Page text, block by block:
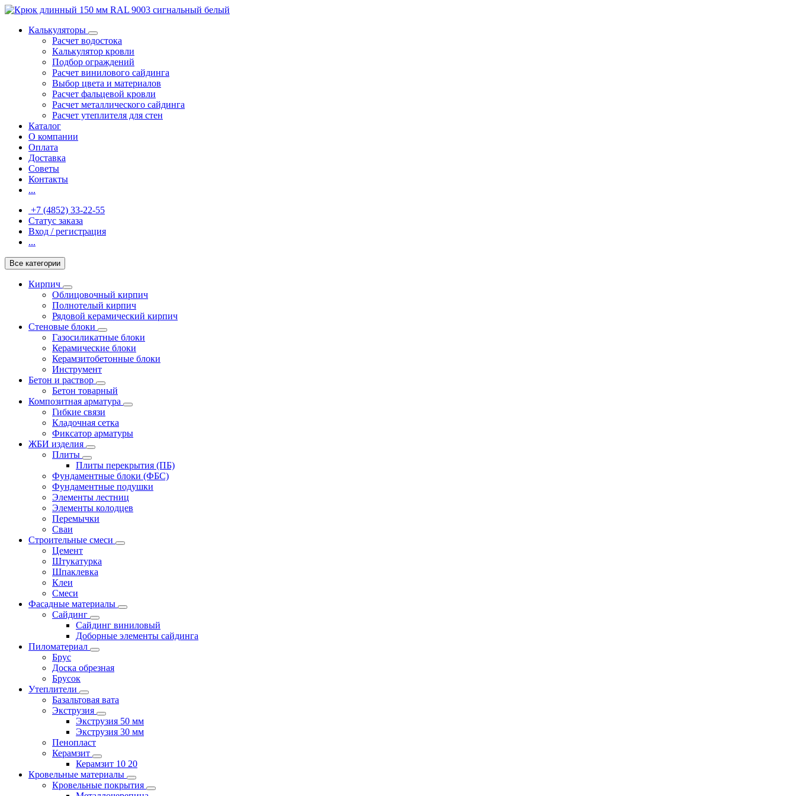
Калькуляторы
Расчет водостока
Калькулятор кровли
Подбор ограждений
Расчет винилового сайдинга
Выбор цвета и материалов
Расчет фальцевой кровли
Расчет металлического сайдинга
Расчет утеплителя для стен
Каталог
О компании
Оплата
Доставка
Советы
Контакты
...
+7 (4852) 33-22-55
Статус заказа
Вход / регистрация
...
Все категории
Кирпич
Облицовочный кирпич
Полнотелый кирпич
Рядовой керамический кирпич
Стеновые блоки
Газосиликатные блоки
Керамические блоки
Керамзитобетонные блоки
Инструмент
Бетон и раствор
Бетон товарный
Композитная арматура
Гибкие связи
Кладочная сетка
Фиксатор арматуры
ЖБИ изделия
Плиты
Плиты перекрытия (ПБ)
Фундаментные блоки (ФБС)
Фундаментные подушки
Элементы лестниц
Элементы колодцев
Перемычки
Сваи
Строительные смеси
Цемент
Штукатурка
Шпаклевка
Клеи
Смеси
Фасадные материалы
Сайдинг
Сайдинг виниловый
Доборные элементы сайдинга
Пиломатериал
Брус
Доска обрезная
Брусок
Утеплители
Базальтовая вата
Экструзия
Экструзия 50 мм
Экструзия 30 мм
Пенопласт
Керамзит
Керамзит 10 20
Кровельные материалы
Кровельные покрытия